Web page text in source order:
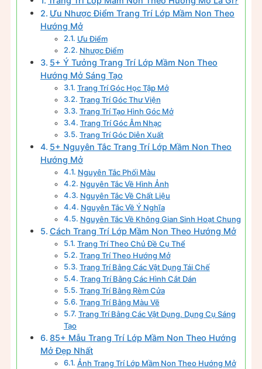
Ưu Nhược Điểm Trang Trí Lớp Mầm Non Theo
Hướng Mở
Ưu Điểm
Nhược Điểm
5+ Ý Tưởng Trang Trí Lớp Mầm Non Theo
Hướng Mở Sáng Tạo
Trang Trí Góc Học Tập Mở
Trang Trí Góc Thư Viện
Trang Trí Tạo Hình Góc Mở
Trang Trí Góc Âm Nhạc
Trang Trí Góc Diễn Xuất
5+ Nguyên Tắc Trang Trí Lớp Mầm Non Theo
Hướng Mở
Nguyên Tắc Phối Màu
Nguyên Tắc Về Hình Ảnh
Nguyên Tắc Về Chất Liệu
Nguyên Tắc Về Ý Nghĩa
Nguyên Tắc Về Không Gian Sinh Hoạt Chung
Cách Trang Trí Lớp Mầm Non Theo Hướng Mở
Trang Trí Theo Chủ Đề Cụ Thể
Trang Trí Theo Hướng Mở
Trang Trí Bằng Các Vật Dụng Tái Chế
Trang Trí Bằng Các Hình Cắt Dán
Trang Trí Bằng Rèm Cửa
Trang Trí Bằng Màu Vẽ
Trang Trí Bằng Các Vật Dụng, Dụng Cụ Sáng
Tạo
85+ Mẫu Trang Trí Lớp Mầm Non Theo Hướng
Mở Đẹp Nhất
Ảnh Trang Trí Lớp Mầm Non Theo Hướng Mở